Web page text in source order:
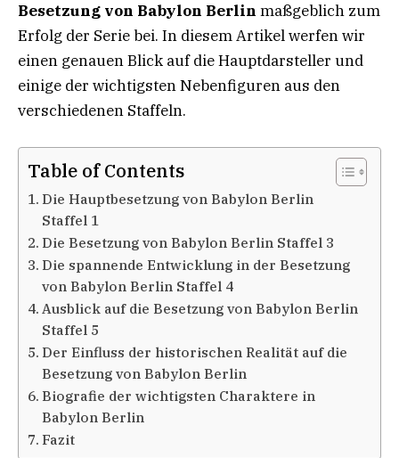
Besetzung von Babylon Berlin maßgeblich zum
Erfolg der Serie bei. In diesem Artikel werfen wir
einen genauen Blick auf die Hauptdarsteller und
einige der wichtigsten Nebenfiguren aus den
verschiedenen Staffeln.
Table of Contents
Die Hauptbesetzung von Babylon Berlin
Staffel 1
Die Besetzung von Babylon Berlin Staffel 3
Die spannende Entwicklung in der Besetzung
von Babylon Berlin Staffel 4
Ausblick auf die Besetzung von Babylon Berlin
Staffel 5
Der Einfluss der historischen Realität auf die
Besetzung von Babylon Berlin
Biografie der wichtigsten Charaktere in
Babylon Berlin
Fazit